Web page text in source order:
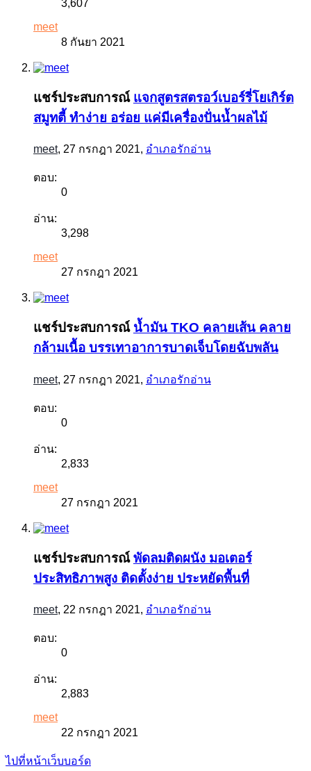
3,607
meet
8 กันยา 2021
แชร์ประสบการณ์ แจกสูตรสตรอว์เบอร์รี่โยเกิร์ต
สมูทตี้ ทำง่าย อร่อย แค่มีเครื่องปั่นน้ำผลไม้
meet, 27 กรกฎา 2021, อำเภอรักอ่าน
ตอบ:
0
อ่าน:
3,298
meet
27 กรกฎา 2021
แชร์ประสบการณ์ น้ำมัน TKO คลายเส้น คลาย
กล้ามเนื้อ บรรเทาอาการบาดเจ็บโดยฉับพลัน
meet, 27 กรกฎา 2021, อำเภอรักอ่าน
ตอบ:
0
อ่าน:
2,833
meet
27 กรกฎา 2021
แชร์ประสบการณ์ พัดลมติดผนัง มอเตอร์
ประสิทธิภาพสูง ติดตั้งง่าย ประหยัดพื้นที่
meet, 22 กรกฎา 2021, อำเภอรักอ่าน
ตอบ:
0
อ่าน:
2,883
meet
22 กรกฎา 2021
ไปที่หน้าเว็บบอร์ด